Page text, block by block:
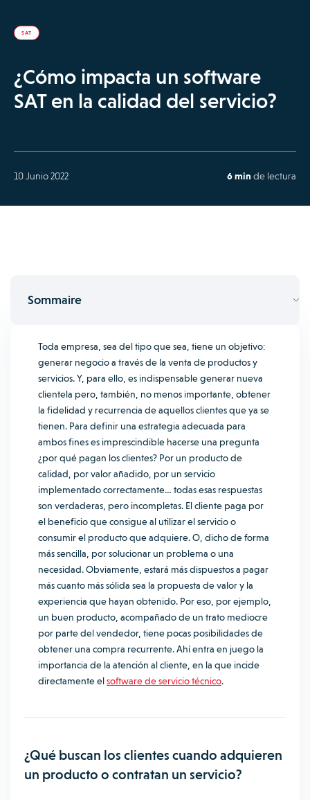
SAT
¿Cómo impacta un software
SAT en la calidad del servicio?
10 Junio 2022 6 min de lectura
Sommaire
Toda empresa, sea del tipo que sea, tiene un objetivo:
generar negocio a través de la venta de productos y
servicios. Y, para ello, es indispensable generar nueva
clientela pero, también, no menos importante, obtener
la fidelidad y recurrencia de aquellos clientes que ya se
tienen. Para definir una estrategia adecuada para
ambos fines es imprescindible hacerse una pregunta
¿por qué pagan los clientes? Por un producto de
calidad, por valor añadido, por un servicio
implementado correctamente… todas esas respuestas
son verdaderas, pero incompletas. El cliente paga por
el beneficio que consigue al utilizar el servicio o
consumir el producto que adquiere. O, dicho de forma
más sencilla, por solucionar un problema o una
necesidad. Obviamente, estará más dispuestos a pagar
más cuanto más sólida sea la propuesta de valor y la
experiencia que hayan obtenido. Por eso, por ejemplo,
un buen producto, acompañado de un trato mediocre
por parte del vendedor, tiene pocas posibilidades de
obtener una compra recurrente. Ahí entra en juego la
importancia de la atención al cliente , en la que incide
directamente elsoftware de servicio técnico.
¿Qué buscan los clientes cuando adquieren
un producto o contratan un servicio?